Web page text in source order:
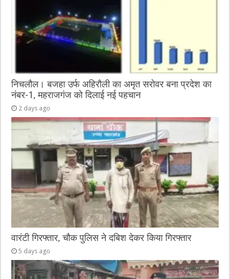
निचलौल। बजहा उर्फ अहिरौली का अमृत सरोवर बना प्रदेश का
नंबर-1, महराजगंज को दिलाई नई पहचान
2 days ago
वारंटी गिरफ्तार, चौक पुलिस ने दबिश देकर किया गिरफ्तार
5 days ago